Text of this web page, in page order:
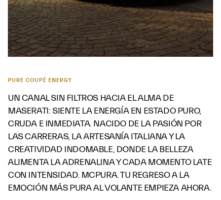
PURE COUPÉ ENERGY
UN CANAL SIN FILTROS HACIA EL ALMA DE
MASERATI: SIENTE LA ENERGÍA EN ESTADO PURO,
CRUDA E INMEDIATA. NACIDO DE LA PASIÓN POR
LAS CARRERAS, LA ARTESANÍA ITALIANA Y LA
CREATIVIDAD INDOMABLE, DONDE LA BELLEZA
ALIMENTA LA ADRENALINA Y CADA MOMENTO LATE
CON INTENSIDAD. MCPURA. TU REGRESO A LA
EMOCIÓN MÁS PURA AL VOLANTE EMPIEZA AHORA.